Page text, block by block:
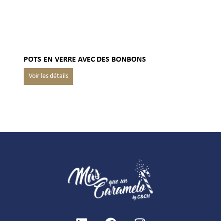
POTS EN VERRE AVEC DES BONBONS